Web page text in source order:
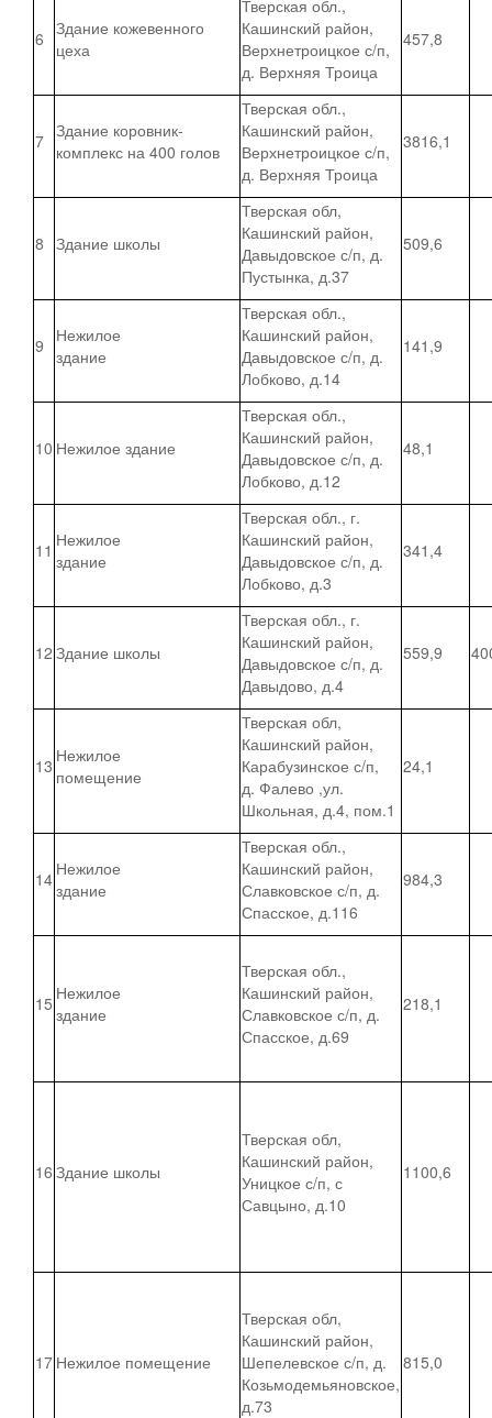
6 Здание кожевенного
цеха
Тверская обл.,
Кашинский район,
Верхнетроицкое с/п,
д. Верхняя Троица
457,8
7 Здание коровник-
комплекс на 400 голов
Тверская обл.,
Кашинский район,
Верхнетроицкое с/п,
д. Верхняя Троица
3816,1
8 Здание школы
Тверская обл,
Кашинский район,
Давыдовское с/п, д.
Пустынка, д.37
509,6
9
Нежилое
здание
Тверская обл.,
Кашинский район,
Давыдовское с/п, д.
Лобково, д.14
141,9
10 Нежилое здание
Тверская обл.,
Кашинский район,
Давыдовское с/п, д.
Лобково, д.12
48,1
11 Нежилое
здание
Тверская обл., г.
Кашинский район,
Давыдовское с/п, д.
Лобково, д.3
341,4
12 Здание школы
Тверская обл., г.
Кашинский район,
Давыдовское с/п, д.
Давыдово, д.4
559,9
13 Нежилое
помещение
Тверская обл,
Кашинский район,
Карабузинское с/п,
д. Фалево ,ул.
Школьная, д.4, пом.1
24,1
14 Нежилое
здание
Тверская обл.,
Кашинский район,
Славковское с/п, д.
Спасское, д.116
984,3
15 Нежилое
здание
Тверская обл.,
Кашинский район,
Славковское с/п, д.
Спасское, д.69
218,1
16 Здание школы
Тверская обл,
Кашинский район,
Уницкое с/п, с
Савцыно, д.10
1100,6
17 Нежилое помещение
Тверская обл,
Кашинский район,
Шепелевское с/п, д.
Козьмодемьяновское,
д.73
815,0